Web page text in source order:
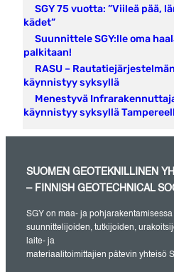
SGY 75 vuotta: ”Viileä pää,
kädet”
Suunnittele SGY:lle oma
palkitaan!
RASU –
käynnistyy syksyllä
Menestyvä
käynnistyy syksyllä
SUOMEN GEOTEKNILLINEN
– FINNISH GEOTECHNICAL
SGY on maa- ja
suunnittelijoiden, tutkijoiden,
laite- ja
materiaalitoimittajien pätevin yhteisö